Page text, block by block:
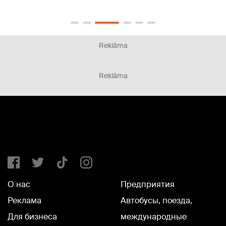
Reklāma
Reklāma
О нас
Реклама
Для бизнеса
Предприятия
Автобусы, поезда,
международные